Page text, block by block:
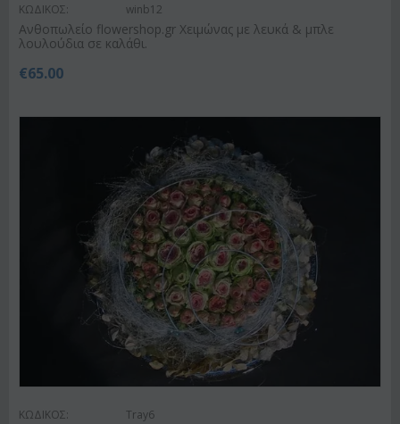
ΚΩΔΙΚΟΣ: winb12
Ανθοπωλείο flowershop.gr Χειμώνας με λευκά & μπλε
λουλούδια σε καλάθι.
€65.00
ΚΩΔΙΚΟΣ: Tray6